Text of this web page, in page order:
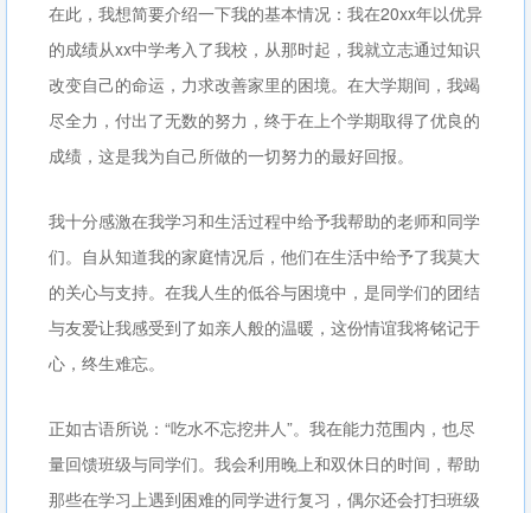
在此，我想简要介绍一下我的基本情况：我在20xx年以优异
的成绩从xx中学考入了我校，从那时起，我就立志通过知识
改变自己的命运，力求改善家里的困境。在大学期间，我竭
尽全力，付出了无数的努力，终于在上个学期取得了优良的
成绩，这是我为自己所做的一切努力的最好回报。
我十分感激在我学习和生活过程中给予我帮助的老师和同学
们。自从知道我的家庭情况后，他们在生活中给予了我莫大
的关心与支持。在我人生的低谷与困境中，是同学们的团结
与友爱让我感受到了如亲人般的温暖，这份情谊我将铭记于
心，终生难忘。
正如古语所说：“吃水不忘挖井人”。我在能力范围内，也尽
量回馈班级与同学们。我会利用晚上和双休日的时间，帮助
那些在学习上遇到困难的同学进行复习，偶尔还会打扫班级